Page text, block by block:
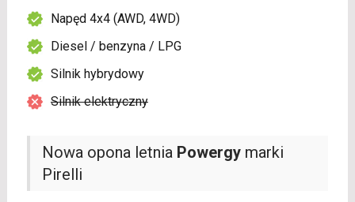
Nowa opona letnia Powergymarki
Pirelli
Napęd 4x4 (AWD, 4WD)
Diesel / benzyna / LPG
Silnik hybrydowy
Silnik elektryczny